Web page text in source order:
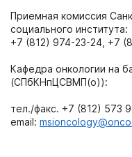
Приемная комиссия
социального института:
+7 (812) 974-23-24, +7
Кафедра онкологии на
(СПбКНпЦСВМП(о)):
тел./факс. +7 (812) 573
email: